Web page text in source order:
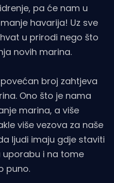
pa će nam u
havarija! Uz sve
u prirodi nego što
novih marina.
broj zahtjeva
Ono što je nama
marina, a više
više vezova za naše
ljudi imaju gdje staviti
uporabu i na tome
puno.